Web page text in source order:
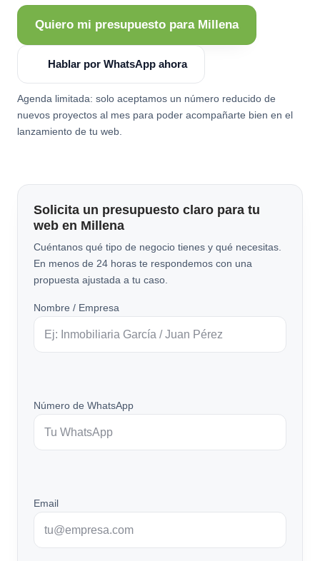
Quiero mi presupuesto para Millena
Hablar por WhatsApp ahora
Agenda limitada: solo aceptamos un número reducido de
nuevos proyectos al mes para poder acompañarte bien en el
lanzamiento de tu web.
Solicita un presupuesto claro para tu
web en Millena
Cuéntanos qué tipo de negocio tienes y qué necesitas.
En menos de 24 horas te respondemos con una
propuesta ajustada a tu caso.
Nombre / Empresa
Número de WhatsApp
Email